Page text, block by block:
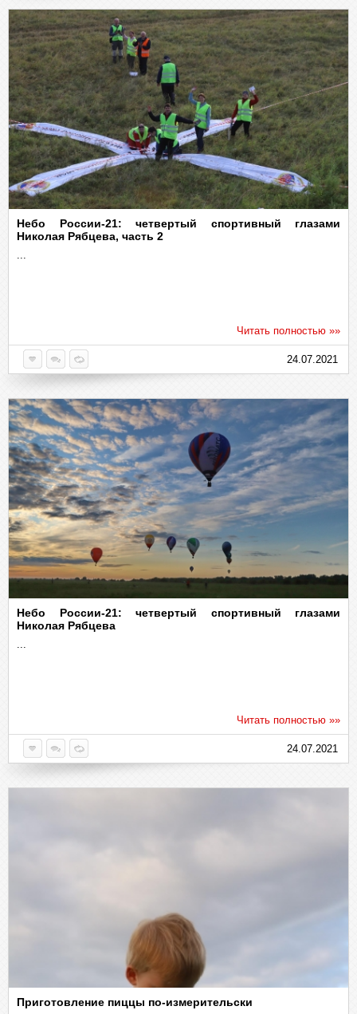
Небо России-21: четвертый спортивный глазами
Николая Рябцева, часть 2
...
Читать полностью »»
24.07.2021
Небо России-21: четвертый спортивный глазами
Николая Рябцева
...
Читать полностью »»
24.07.2021
Приготовление пиццы по-измерительски